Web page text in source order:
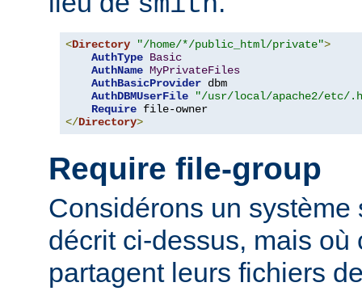
<Directory "/home/*/public_html/private">
AuthType Basic
AuthName MyPrivateFiles
AuthBasicProvider dbm
AuthDBMUserFile
"/usr/local/apache2/etc/
Require
</Directory>
Require file-group
Considérons un système
décrit ci-dessus, mais où
partagent leurs fichiers